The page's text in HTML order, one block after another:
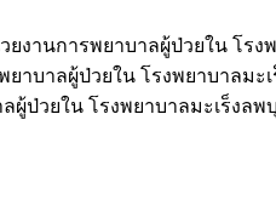
านการพยาบาลผู้ป่วยใน โรง
บาลผู้ป่วยใน โรงพยาบาลมะเ
ป่วยใน โรงพยาบาลมะเร็งลพ